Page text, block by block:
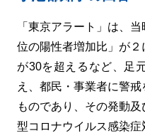
「東京アラート」は、
位の陽性者増加比」が
が30を超えるなど、足
え、都民・事業者に警
ものであり、その発動
型コロナウイルス感染